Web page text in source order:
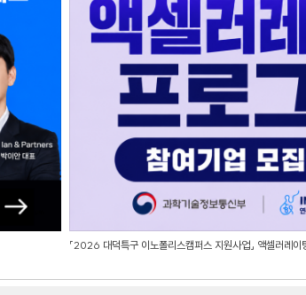
「2026 대덕특구 이노폴리스캠퍼스 지원사업」 액셀러레